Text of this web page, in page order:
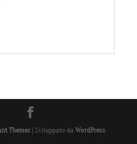
Themes| Sviluppato da WordPress